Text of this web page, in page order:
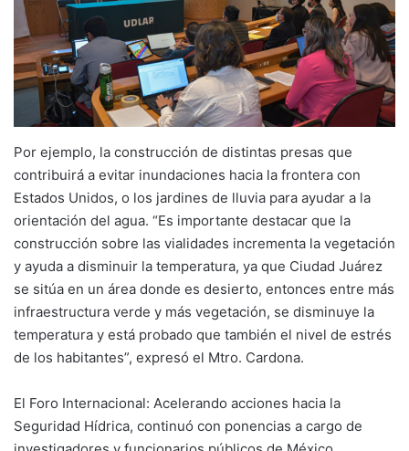
Por ejemplo, la construcción de distintas presas que
contribuirá a evitar inundaciones hacia la frontera con
Estados Unidos, o los jardines de lluvia para ayudar a la
orientación del agua. “Es importante destacar que la
construcción sobre las vialidades incrementa la vegetación
y ayuda a disminuir la temperatura, ya que Ciudad Juárez
se sitúa en un área donde es desierto, entonces entre más
infraestructura verde y más vegetación, se disminuye la
temperatura y está probado que también el nivel de estrés
de los habitantes”, expresó el Mtro. Cardona.
El Foro Internacional: Acelerando acciones hacia la
Seguridad Hídrica, continuó con ponencias a cargo de